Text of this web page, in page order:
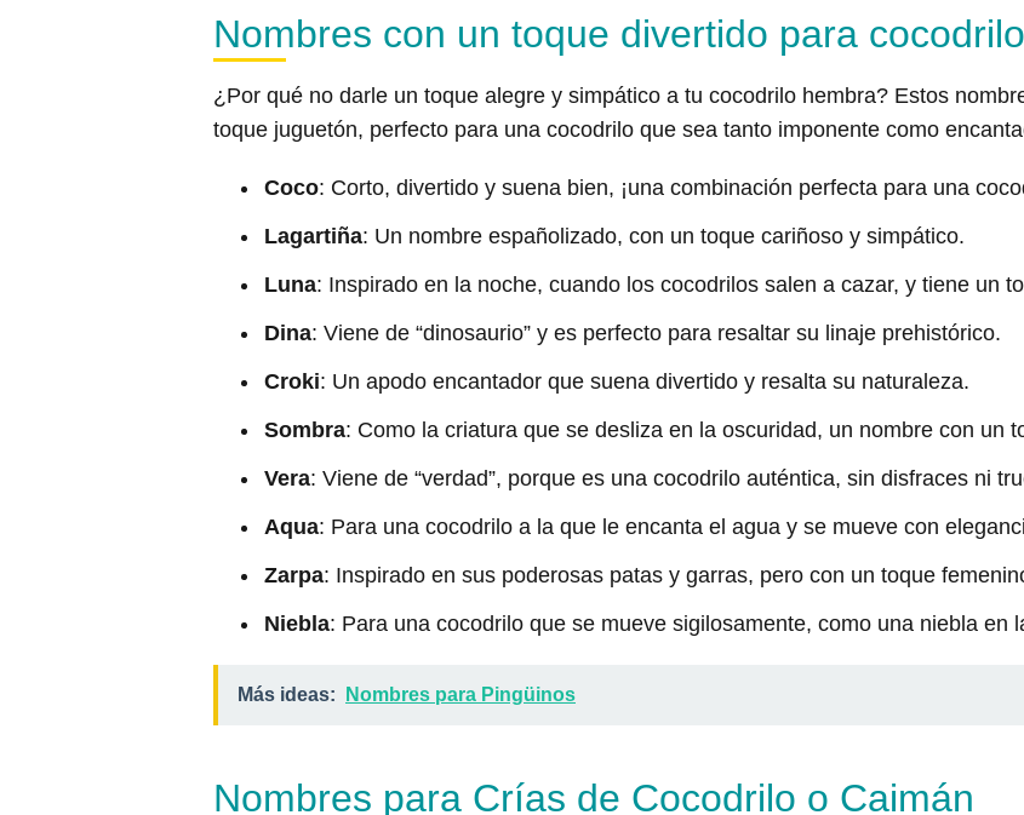
Nombres con un toque divertido para
¿Por qué no darle un toque alegre y simpático a tu cocodrilo hembra? Estos
toque juguetón, perfecto para una cocodrilo que sea tanto imponente como
Coco: Corto, divertido y suena bien, ¡una combinación perfecta para una
Lagartiña: Un nombre españolizado, con un toque cariñoso y simpático.
Luna: Inspirado en la noche, cuando los cocodrilos salen a cazar, y tiene un
Dina: Viene de “dinosaurio” y es perfecto para resaltar su linaje prehistórico.
Croki: Un apodo encantador que suena divertido y resalta su naturaleza.
Sombra: Como la criatura que se desliza en la oscuridad, un nombre con un
Vera: Viene de “verdad”, porque es una cocodrilo auténtica, sin disfraces ni
Aqua: Para una cocodrilo a la que le encanta el agua y se mueve con
Zarpa: Inspirado en sus poderosas patas y garras, pero con un toque
Niebla: Para una cocodrilo que se mueve sigilosamente, como una niebla en
Más ideas: Nombres para Pingüinos
Nombres para Crías de Cocodrilo o Caimán